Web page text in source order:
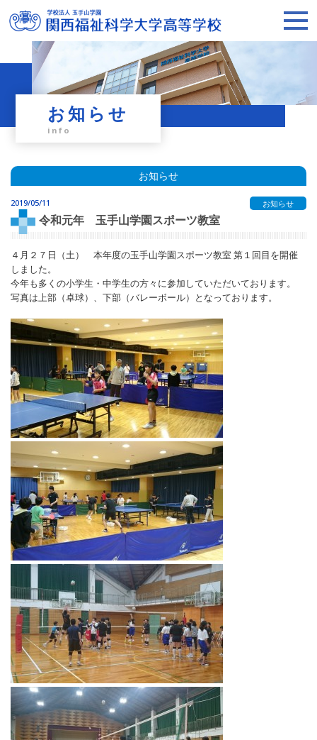
お知らせ
info
お知らせ
令和元年 玉手山学園スポーツ教室
2019/05/11 お知らせ
４月２７日（土） 本年度の玉手山学園スポーツ教室 第１回目を開催
しました。
今年も多くの小学生・中学生の方々に参加していただいております。
写真は上部（卓球）、下部（バレーボール）となっております。